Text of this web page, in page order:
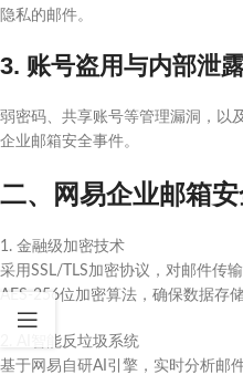
隐私的邮件。
3. 账号盗用与内部泄
弱密码、共享账号等管理漏洞，以
企业邮箱安全事件。
二、网易企业邮箱
1. 金融级加密技术
采用SSL/TLS加密协议，对邮件传
AES-256位加密算法，确保数据存储
2. AI智能反垃圾系统
基于网易自研AI引擎，实时分析邮